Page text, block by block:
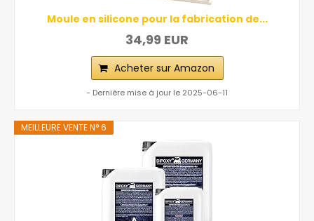
Moule en silicone pour la fabrication de...
34,99 EUR
Acheter sur Amazon
- Dernière mise à jour le 2025-06-11
MEILLEURE VENTE N° 6